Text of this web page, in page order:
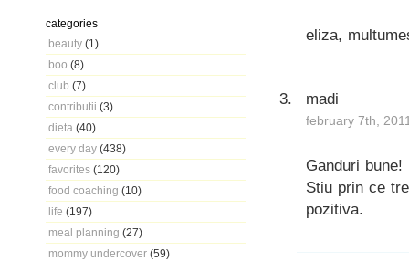
categories
beauty (1)
boo (8)
club (7)
contributii (3)
dieta (40)
every day (438)
favorites (120)
food coaching (10)
life (197)
meal planning (27)
mommy undercover (59)
eliza,
madi
february 7th,
Ganduri bune!
Stiu prin ce
pozitiva.